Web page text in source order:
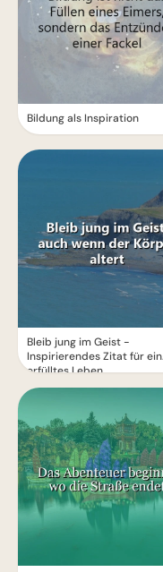
Bildung als Inspiration
Bleib jung im Geist -
Inspirierendes Zitat für ein
erfülltes Leben